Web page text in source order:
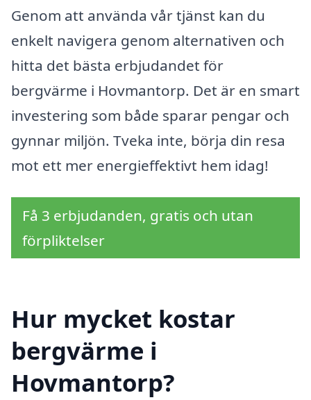
Genom att använda vår tjänst kan du
enkelt navigera genom alternativen och
hitta det bästa erbjudandet för
bergvärme i Hovmantorp. Det är en smart
investering som både sparar pengar och
gynnar miljön. Tveka inte, börja din resa
mot ett mer energieffektivt hem idag!
Få 3 erbjudanden, gratis och utan
förpliktelser
Hur mycket kostar
bergvärme i
Hovmantorp?